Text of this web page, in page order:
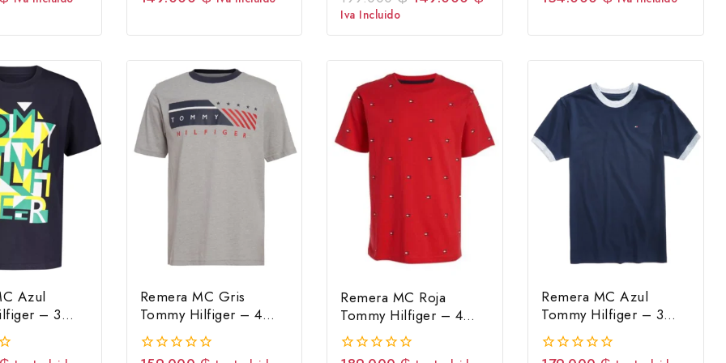
5
fuera
5
Iva Incluido
5
Azul
– 3
Remera MC Gris
Tommy Hilfiger – 4
Años
Remera MC Roja
Tommy Hilfiger – 4
Años
Remera MC Azul
Tommy Hilfiger – 3
Años